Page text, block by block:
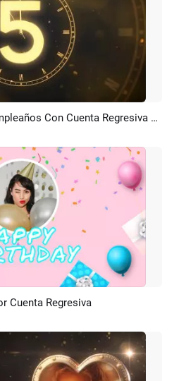
Crear IA Introducción De Feliz Cumpleaños Con Cuenta Regresiva De Oro Negro
Crear IA
Cuenta Regresiva